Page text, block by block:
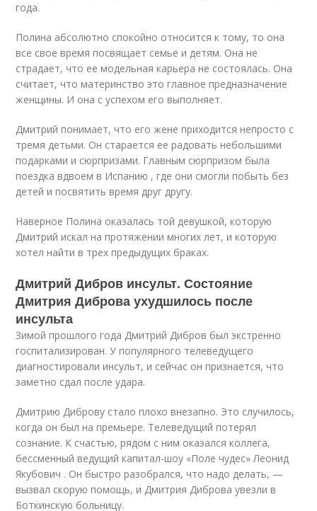
года.
Полина абсолютно спокойно относится к тому, то она
все свое время посвящает семье и детям. Она не
страдает, что ее модельная карьера не состоялась. Она
считает, что материнство это главное предназначение
женщины. И она с успехом его выполняет.
Дмитрий понимает, что его жене приходится непросто с
тремя детьми. Он старается ее радовать небольшими
подарками и сюрпризами. Главным сюрпризом была
поездка вдвоем в Испанию , где они смогли побыть без
детей и посвятить время друг другу.
Наверное Полина оказалась той девушкой, которую
Дмитрий искал на протяжении многих лет, и которую
хотел найти в трех предыдущих браках.
Дмитрий Дибров инсульт. Состояние
Дмитрия Диброва ухудшилось после
инсульта
Зимой прошлого года Дмитрий Дибров был экстренно
госпитализирован. У популярного телеведущего
диагностировали инсульт, и сейчас он признается, что
заметно сдал после удара.
Дмитрию Диброву стало плохо внезапно. Это случилось,
когда он был на премьере. Телеведущий потерял
сознание. К счастью, рядом с ним оказался коллега,
бессменный ведущий капитал-шоу «Поле чудес» Леонид
Якубович . Он быстро разобрался, что надо делать, —
вызвал скорую помощь, и Дмитрия Диброва увезли в
Боткинскую больницу.